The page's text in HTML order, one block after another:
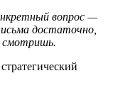
вопрос —
достаточно,
смотришь.